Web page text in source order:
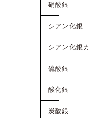
硝酸銀
シアン化銀
シアン化銀
硫酸銀
酸化銀
炭酸銀